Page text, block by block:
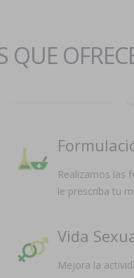
QUE
Realizamos las
le prescriba tu
Vida
Mejora la